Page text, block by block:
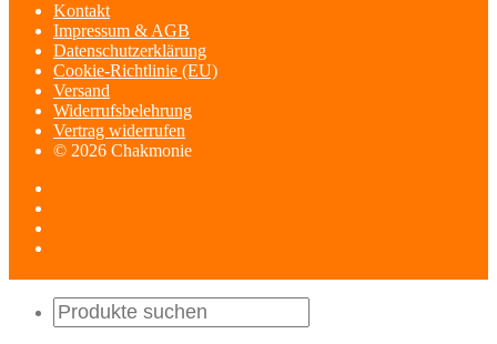
Kontakt
Impressum & AGB
Datenschutzerklärung
Cookie-Richtlinie (EU)
Versand
Widerrufsbelehrung
Vertrag widerrufen
© 2026 Chakmonie